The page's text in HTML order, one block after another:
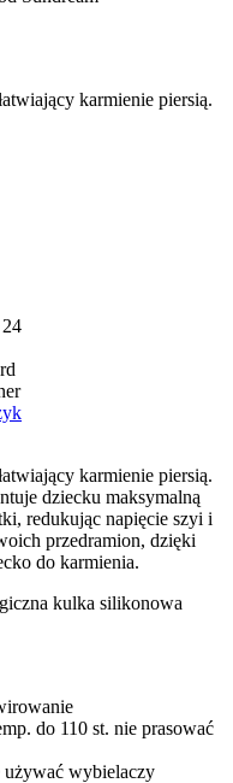
karmienie piersią.
karmienie piersią.
dziecku maksymalną
redukując napięcie szyi i
przedramion, dzięki
do karmienia.
kulka silikonowa
do 110 st. nie prasować
używać wybielaczy